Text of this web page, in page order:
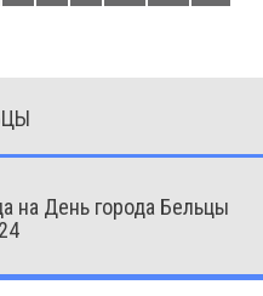
на День города Бельцы